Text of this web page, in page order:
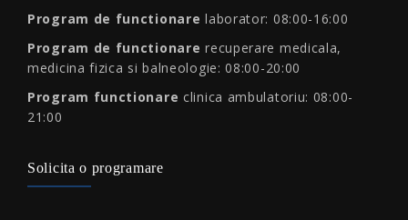
Program de functionare laborator: 08:00-16:00
Program de functionare recuperare medicala,
medicina fizica si balneologie: 08:00-20:00
Program functionare clinica ambulatoriu: 08:00-
21:00
Solicita o programare